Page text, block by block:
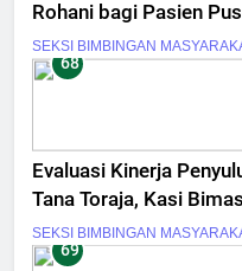
Rohani bagi Pasien
SEKSI BIMBINGAN
68
Evaluasi Kinerja
Tana Toraja, Kasi
Kerja, Kerja Bukan
SEKSI BIMBINGAN
69